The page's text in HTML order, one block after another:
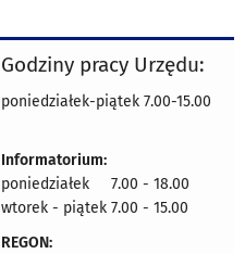
Godziny pracy Urzędu:
poniedziałek-piątek 7.00-15.00
Informatorium:
poniedziałek 7.00 - 18.00
wtorek - piątek 7.00 - 15.00
REGON: